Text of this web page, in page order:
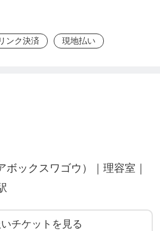
リンク決済 現地払い
ボックスワゴウ）｜理容室｜
チケットを見る